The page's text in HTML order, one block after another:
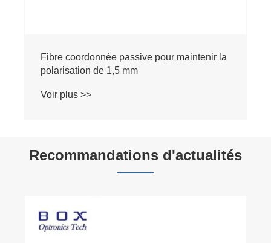
Fibre coordonnée passive pour maintenir la
polarisation de 1,5 mm
Voir plus >>
Recommandations d'actualités